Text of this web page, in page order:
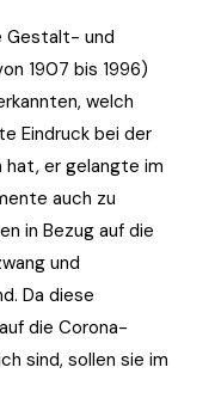
Gestalt- und
1907 bis 1996)
welch
Eindruck bei der
hat, er gelangte im
auch zu
in Bezug auf die
und
Da diese
die Corona-
sind, sollen sie im